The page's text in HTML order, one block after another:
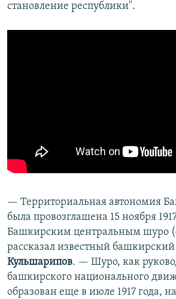
становление республики".
— Территориальная автономия
была провозглашена 15 ноября
Башкирским центральным шуро
рассказал известный
Кульшарипов. — Шуро, как
башкирского национального
образован еще в июле 1917 года,